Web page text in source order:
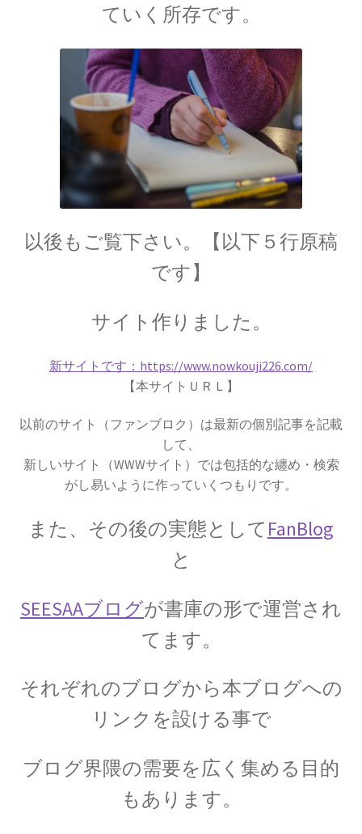
Ａ＝マリ・アンペール
17世紀生まれの
物理学者のまとめ
物理学者のまとめ
20世紀生まれの
レンツ_Heinrich Friedrich Emil Lenz 【変動磁場_誘導
起電力を法則化】
【トピック】
受勲について
【イギリスの叙勲・など】
A・A・マイケルソン
干渉実験を実施】
ていく所存です。
以後もご覧下さい。【以下５行原稿
です】
サイト作りました。
新サイトです：https://www.nowkouji226.com/
【本サイトＵＲＬ】
以前のサイト（ファンブロク）は最新の個別記事を記載
して、
新しいサイト（WWWサイト）では包括的な纏め・検索
がし易いように作っていくつもりです。
また、その後の実態としてFanBlog
と
SEESAAブログが書庫の形で運営され
てます。
それぞれのブログから本ブログへの
リンクを設ける事で
ブログ界隈の需要を広く集める目的
もあります。